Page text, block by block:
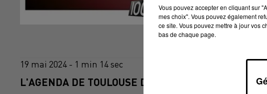
19 mai 2024 - 1 min 14 sec
L'AGENDA DE TOULOUSE DU 19/05/2024 À 11H40
Vous pouvez accepter en cliquant sur
mes choix". Vous pouvez également
ce site. Vous pouvez mettre à jour vos
bas de chaque page.